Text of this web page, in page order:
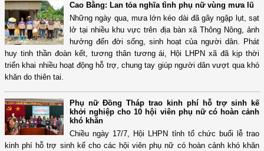
Cao Bằng: Lan tỏa nghĩa tình phụ nữ vùng mưa lũ
Những ngày qua, mưa lớn kéo dài đã gây ngập lụt, sạt
lở tại nhiều khu vực trên địa bàn xã Thông Nông, ảnh
hưởng đến đời sống, sinh hoạt của người dân. Phát
huy tinh thần đoàn kết, tương thân tương ái, Hội LHPN xã đã kịp thời
triển khai nhiều hoạt động hỗ trợ, chung tay giúp người dân vượt qua khó
khăn do thiên tai.
Phụ nữ Đồng Tháp trao kinh phí hỗ trợ sinh kế
khởi nghiệp cho 10 hội viên phụ nữ có hoàn cảnh
khó khăn
Chiều ngày 17/7, Hội LHPN tỉnh tổ chức buổi lễ trao
kinh phí hỗ trợ sinh kế cho các hội viên phụ nữ có hoàn cảnh khó khăn